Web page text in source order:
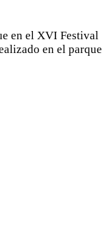
en el XVI Festival
en el parque